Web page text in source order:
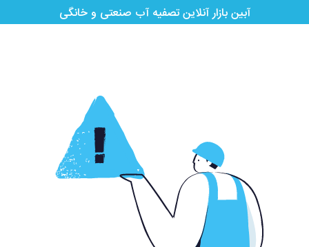
آبین بازار آنلاین تصفیه آب صنعتی و خانگی